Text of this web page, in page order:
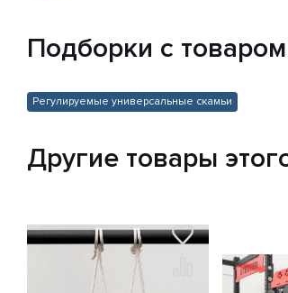
Подборки с
Регулируемые универсальные скамьи
Другие товары